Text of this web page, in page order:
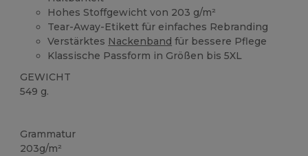
Hohes Stoffgewicht von 203 g/m²
Tear-Away-Etikett für einfaches Rebranding
Verstärktes Nackenband für bessere Pflege
Klassische Passform in Größen bis 5XL
GEWICHT
549 g.
Grammatur
203g/m²